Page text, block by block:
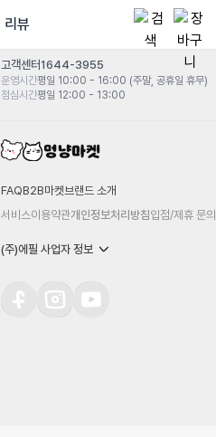
리뷰
고객센터1644-3955
운영시간평일 10:00 - 16:00 (주말, 공휴일 휴무)
점심시간평일 12:00 - 13:00
FAQB2B마켓 브랜드 소개
서비스이용약관개인정보처리방침입점/제휴 문의
(주)에필 사업자 정보